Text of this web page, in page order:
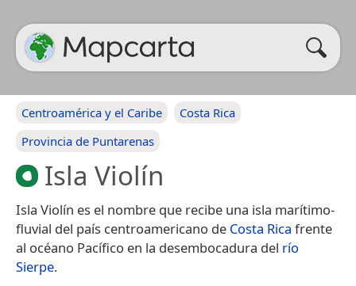
Centroamérica y el Caribe
Costa Rica
Provincia de Puntarenas
Isla Violín
Isla Violín​​ es el nombre que recibe una isla marítimo-
fluvial del país centroamericano de Costa Rica ​ frente
al océano Pacífico en la desembocadura del río
Sierpe.